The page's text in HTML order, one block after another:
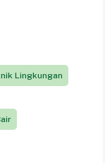
Lingkungan